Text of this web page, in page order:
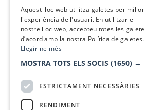
Comunicacions comercials i
Anuncia’t
Vull rebre la newsletter
Aquest lloc web utilitza galetes per
l'experiència de l'usuari. En utilitzar el
nostre lloc web, accepteu totes les
d’acord amb la nostra Política de galetes.
Llegir-ne més
MOSTRA TOTS ELS SOCIS (1650) →
ESTRICTAMENT NECESSÀRIES
RENDIMENT